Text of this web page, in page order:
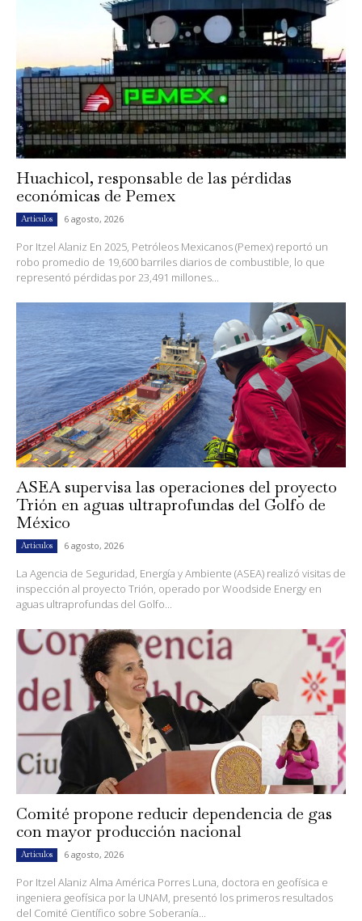
Huachicol, responsable de las pérdidas
económicas de Pemex
Artículos 6 agosto, 2026
Por Itzel Alaniz En 2025, Petróleos Mexicanos (Pemex) reportó un
robo promedio de 19,600 barriles diarios de combustible, lo que
representó pérdidas por 23,491 millones...
ASEA supervisa las operaciones del proyecto
Trión en aguas ultraprofundas del Golfo de
México
Artículos 6 agosto, 2026
La Agencia de Seguridad, Energía y Ambiente (ASEA) realizó visitas de
inspección al proyecto Trión, operado por Woodside Energy en
aguas ultraprofundas del Golfo...
Comité propone reducir dependencia de gas
con mayor producción nacional
Artículos 6 agosto, 2026
Por Itzel Alaniz Alma América Porres Luna, doctora en geofísica e
ingeniera geofísica por la UNAM, presentó los primeros resultados
del Comité Científico sobre Soberanía...